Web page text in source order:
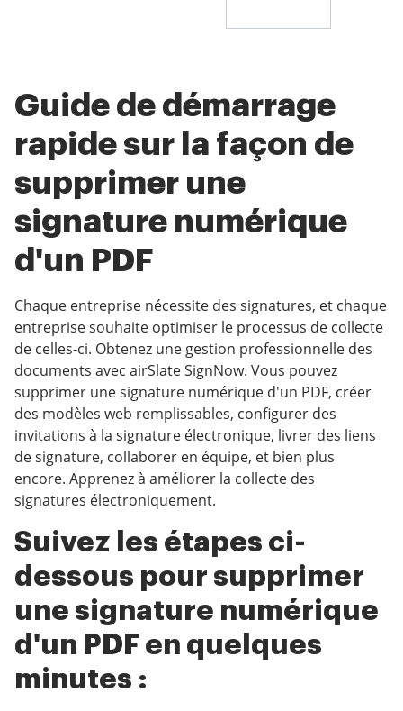
Guide de démarrage
rapide sur la façon de
supprimer une
signature numérique
d'un PDF
Chaque entreprise nécessite des signatures, et chaque
entreprise souhaite optimiser le processus de collecte
de celles-ci. Obtenez une gestion professionnelle des
documents avec airSlate SignNow. Vous pouvez
supprimer une signature numérique d'un PDF, créer
des modèles web remplissables, configurer des
invitations à la signature électronique, livrer des liens
de signature, collaborer en équipe, et bien plus
encore. Apprenez à améliorer la collecte des
signatures électroniquement.
Suivez les étapes ci-
dessous pour supprimer
une signature numérique
d'un PDF en quelques
minutes :